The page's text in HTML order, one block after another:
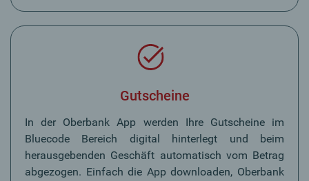
Gutscheine
In der Oberbank App werden Ihre Gutscheine im
Bluecode Bereich digital hinterlegt und beim
herausgebenden Geschäft automatisch vom Betrag
abgezogen. Einfach die App downloaden, Oberbank